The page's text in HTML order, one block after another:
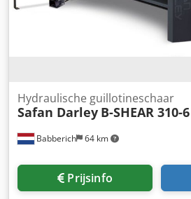
Babberich 64 km
Hydraulische guillotineschaar
Safan Darley B-SHEAR 310-6
Prijsinfo